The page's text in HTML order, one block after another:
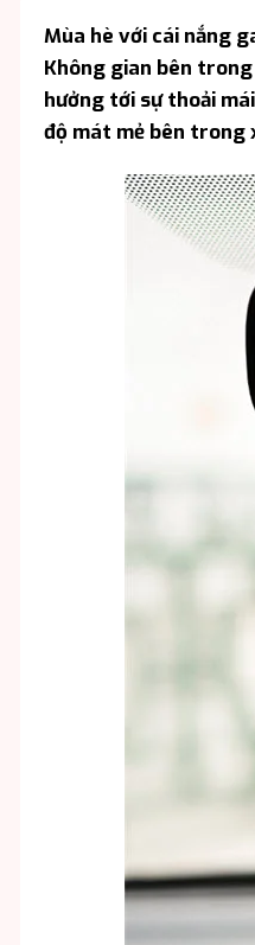
Mùa hè với cái nắng
Không gian bên
hưởng tới sự thoải
độ mát mẻ bên trong